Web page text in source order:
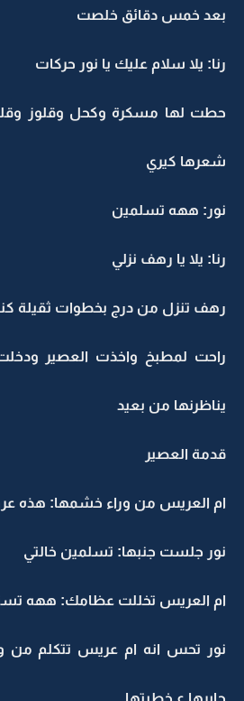
بعد خمس دقائق خلصت
رنا: يلا سلام عليك يا نور حركات
حطت لها مسكرة وكحل وقلوز
شعرها كيري
نور: ههه تسلمين
رنا: يلا يا رهف نزلي
رهف تنزل من درج بخطوات ثقيلة
راحت لمطبخ واخذت العصير
يناظرنها من بعيد
قدمة العصير
ام العريس من وراء خشمها: هذه
نور جلست جنبها: تسلمين خالتي
ام العريس تخللت عظامك: ههه
نور تحس انه ام عريس تتكلم من
جابرها ع خطبتها